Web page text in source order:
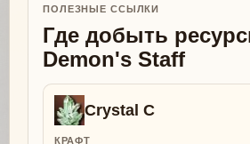
ПОЛЕЗНЫЕ ССЫЛКИ
Где добыть
Demon's Staff
Crystal C
КРАФТ